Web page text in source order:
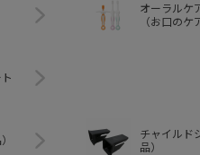
オーラルケ
（お口のケ
チャイルド
品）